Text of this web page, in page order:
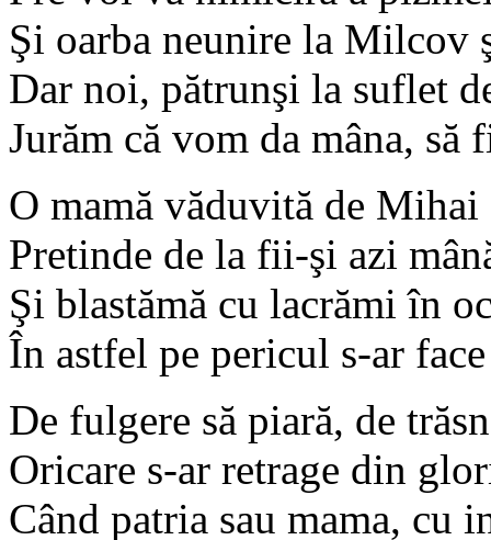
Şi oarba neunire la Milcov
Dar noi, pătrunşi la suflet
Jurăm că vom da mâna,
O mamă văduvită de Mihai
Pretinde de la fii-şi azi
Şi blastămă cu lacrămi în
În astfel pe pericul s-ar
De fulgere să piară, de
Oricare s-ar retrage din
Când patria sau mama, cu